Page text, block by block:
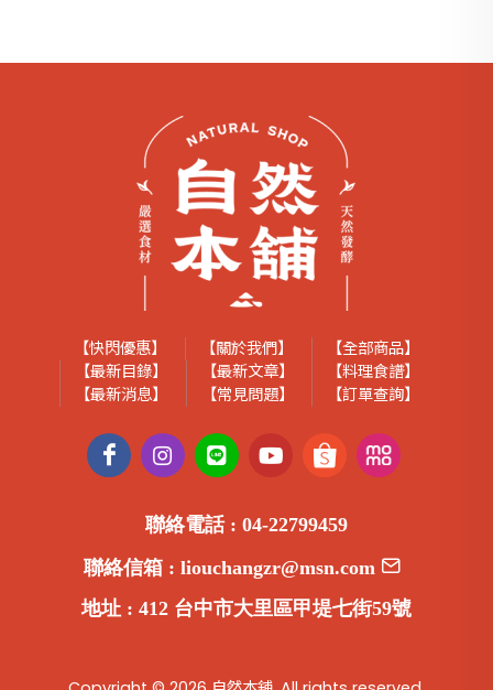
【快閃優惠】 【關於我們】
【全部商品】
【最新目錄】
【最新文章】
【料理食譜】
【最新消息】
【常見問題】 【訂單查詢】
聯絡電話 : 04-22799459
聯絡信箱 : liouchangzr@msn.com
地址 : 412 台中市大里區甲堤七街59號